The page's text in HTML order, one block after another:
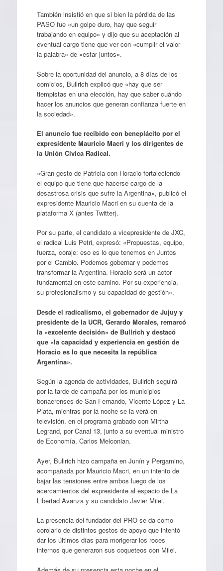
También insistió en que si bien la pérdida de las
PASO fue «un golpe duro, hay que seguir
trabajando en equipo» y dijo que su aceptación al
eventual cargo tiene que ver con «cumplir el valor
la palabra» de «estar juntos».
Sobre la oportunidad del anuncio, a 8 días de los
comicios, Bullrich explicó que «hay que ser
tiempistas en una elección, hay que saber cuándo
hacer los anuncios que generan confianza fuerte en
la sociedad».
El anuncio fue recibido con beneplácito por el
expresidente Mauricio Macri y los dirigentes de
la Unión Cívica Radical.
«Gran gesto de Patricia con Horacio fortaleciendo
el equipo que tiene que hacerse cargo de la
desastrosa crisis que sufre la Argentina», publicó el
expresidente Mauricio Macri en su cuenta de la
plataforma X (antes Twitter).
Por su parte, el candidato a vicepresidente de JXC,
el radical Luis Petri, expresó: «Propuestas, equipo,
fuerza, coraje: eso es lo que tenemos en Juntos
por el Cambio. Podemos gobernar y podemos
transformar la Argentina. Horacio será un actor
fundamental en este camino. Por su experiencia,
su profesionalismo y su capacidad de gestión».
Desde el radicalismo, el gobernador de Jujuy y
presidente de la UCR, Gerardo Morales, remarcó
la «excelente decisión» de Bullrich y destacó
que «la capacidad y experiencia en gestión de
Horacio es lo que necesita la república
Argentina».
Según la agenda de actividades, Bullrich seguirá
por la tarde de campaña por los municipios
bonaerenses de San Fernando, Vicente López y La
Plata, mientras por la noche se la verá en
televisión, en el programa grabado con Mirtha
Legrand, por Canal 13, junto a su eventual ministro
de Economía, Carlos Melconian.
Ayer, Bullrich hizo campaña en Junín y Pergamino,
acompañada por Mauricio Macri, en un intento de
bajar las tensiones entre ambos luego de los
acercamientos del expresidente al espacio de La
Libertad Avanza y su candidato Javier Milei.
La presencia del fundador del PRO se da como
corolario de distintos gestos de apoyo que intentó
dar los últimos días para morigerar los roces
internos que generaron sus coqueteos con Milei.